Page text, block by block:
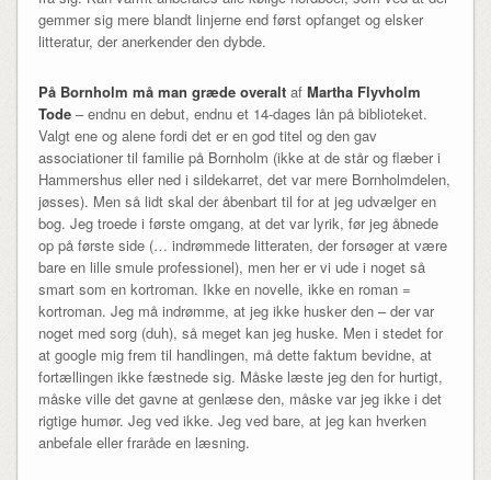
gemmer sig mere blandt linjerne end først opfanget og elsker
litteratur, der anerkender den dybde.
På Bornholm må man græde overaltaf Martha Flyvholm
Tode– endnu en debut, endnu et 14-dages lån på biblioteket.
Valgt ene og alene fordi det er en god titel og den gav
associationer til familie på Bornholm (ikke at de står og flæber i
Hammershus eller ned i sildekarret, det var mere Bornholmdelen,
jøsses). Men så lidt skal der åbenbart til for at jeg udvælger en
bog. Jeg troede i første omgang, at det var lyrik, før jeg åbnede
op på første side (… indrømmede litteraten, der forsøger at være
bare en lille smule professionel), men her er vi ude i noget så
smart som en kortroman. Ikke en novelle, ikke en roman =
kortroman. Jeg må indrømme, at jeg ikke husker den – der var
noget med sorg (duh), så meget kan jeg huske. Men i stedet for
at google mig frem til handlingen, må dette faktum bevidne, at
fortællingen ikke fæstnede sig. Måske læste jeg den for hurtigt,
måske ville det gavne at genlæse den, måske var jeg ikke i det
rigtige humør. Jeg ved ikke. Jeg ved bare, at jeg kan hverken
anbefale eller fraråde en læsning.